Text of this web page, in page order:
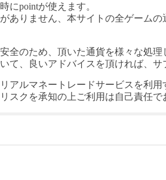
にpointが使えます。
ありません、本サイトの全ゲーム
全のため、頂いた通貨を様々な処理
て、良いアドバイスを頂ければ、サ
アルマネートレードサービスを利
スクを承知の上ご利用は自己責任で